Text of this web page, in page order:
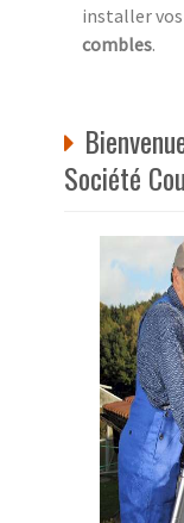
installer vos
combles.
Société